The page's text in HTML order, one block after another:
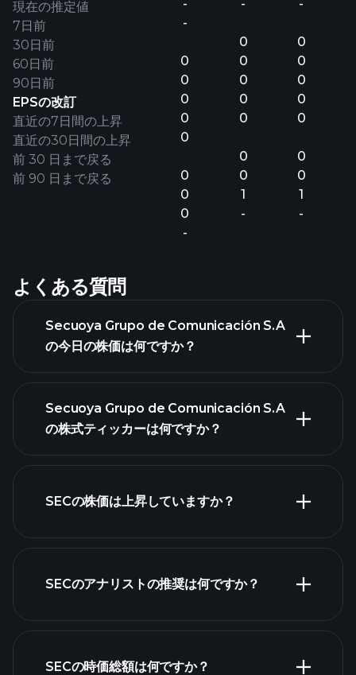
現在の推定値
7日前
30日前
60日前
90日前
EPSの改訂
直近の7日間の上昇
直近の30日間の上昇
前 30 日まで戻る
前 90 日まで戻る
-
-
0
0
0
0
0
0
0
0
-
-
0
0
0
0
0
0
0
1
-
-
0
0
0
0
0
0
0
1
-
よくある質問
Secuoya Grupo de Comunicación S.A
の今日の株価は何ですか？
詳細チャート
Secuoya Grupo de Comunicación S.A
の株式ティッカーは何ですか？
SECの株価は上昇していますか？
SECチャート
SECのアナリストの推奨は何ですか？
SECの時価総額は何ですか？